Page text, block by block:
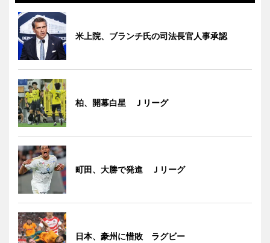
米上院、ブランチ氏の司法長官人事承認
柏、開幕白星 Ｊリーグ
町田、大勝で発進 Ｊリーグ
日本、豪州に惜敗 ラグビー